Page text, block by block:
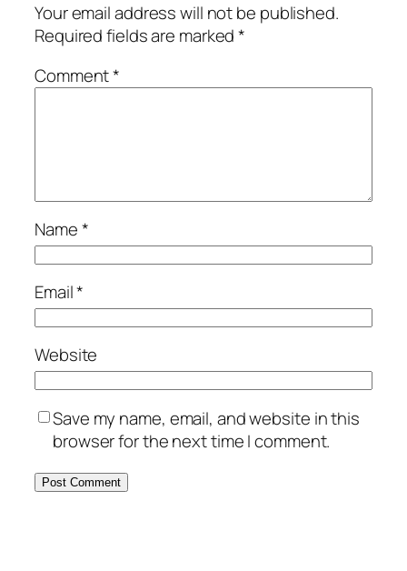
Your email address will not be published.
Required fields are marked*
Comment*
Name*
Email*
Website
Save my name, email, and website in this
browser for the next time I comment.